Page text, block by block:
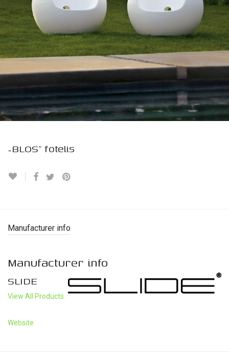
„BLOS” fotelis
Manufacturer info
Manufacturer info
SLIDE
View All Products
Website